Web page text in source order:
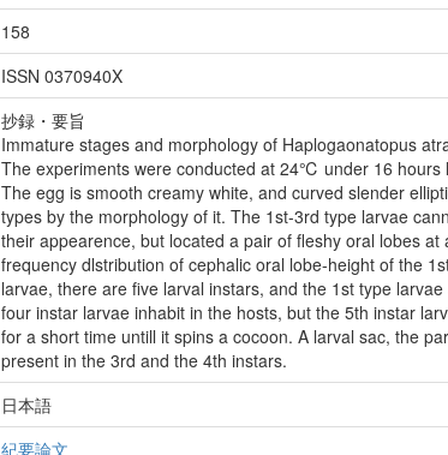
158
ISSN 0370940X
抄録・要旨
Immature stages and morphology of Haplogaonatopus
The experiments were conducted at 24℃ under 16 hours
The egg is smooth creamy white, and curved slender
types by the morphology of it. The 1st-3rd type larvae
their appearence, but located a pair of fleshy oral lobes
frequency dlstribution of cephalic oral lobe-height of the
larvae, there are five larval instars, and the 1st type
four instar larvae inhabit in the hosts, but the 5th instar
for a short time untill it spins a cocoon. A larval sac, the
present in the 3rd and the 4th instars.
日本語
紀要論文